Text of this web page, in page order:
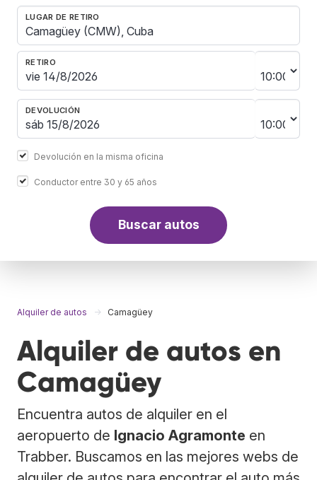
LUGAR DE RETIRO
RETIRO
DEVOLUCIÓN
Devolución en la misma oficina
Conductor entre 30 y 65 años
Buscar autos
Alquiler de autos Camagüey
Alquiler de autos en
Camagüey
Encuentra autos de alquiler en el
aeropuerto de Ignacio Agramonte en
Trabber. Buscamos en las mejores webs de